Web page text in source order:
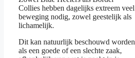
Collies hebben dagelijks extreem veel
beweging nodig, zowel geestelijk als
lichamelijk.
Dit kan natuurlijk beschouwd worden
als een goede of een slechte zaak,